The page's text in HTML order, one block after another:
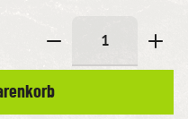
Handharke
Menge